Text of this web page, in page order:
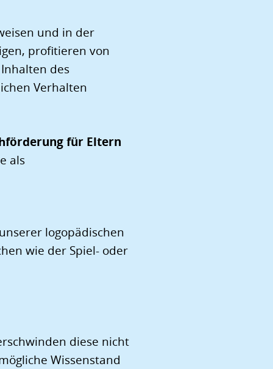
und in der
profitieren von
des
Verhalten
für Eltern
als
logopädischen
wie der Spiel- oder
diese nicht
Wissenstand